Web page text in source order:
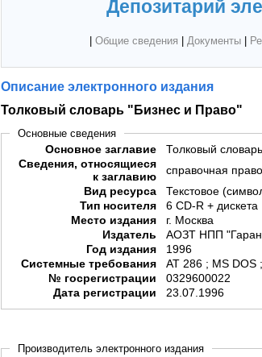
Депозитарий
Общие сведения Документы|
Описание электронного издания
Толковый словарь "Бизнес и Право"
Основные сведения
Основное заглавие
Толковый
Сведения, относящиеся
к заглавию
справочная
Вид ресурса
Текстовое
Тип носителя
6 CD-R + дискета
Место издания
г. Москва
Издатель
АОЗТ НПП
Год издания
1996
Системные требования
AT 286 ; MS DOS
№ госрегистрации
0329600022
Дата регистрации
23.07.1996
Производитель электронного издания